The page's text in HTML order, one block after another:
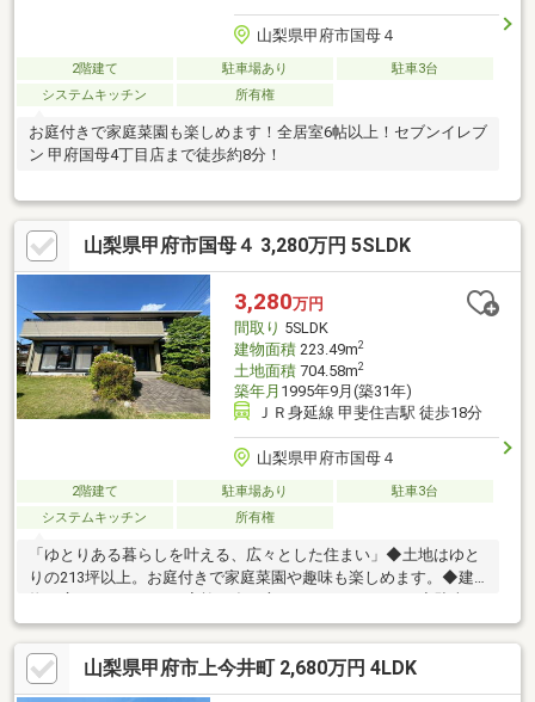
山梨県甲府市国母４
2階建て 駐車場あり
駐車3台
システムキッチン
所有権
お庭付きで家庭菜園も楽しめます！全居室6帖以上！セブンイレブ
ン 甲府国母4丁目店まで徒歩約8分！
山梨県甲府市国母４ 3,280万円 5SLDK
3,280万円
間取り 5SLDK
建物面積223.49m2
土地面積704.58m2
築年月 1995年9月(築31年)
ＪＲ身延線 甲斐住吉駅 徒歩18分
山梨県甲府市国母４
2階建て 駐車場あり
駐車3台
システムキッチン
所有権
「ゆとりある暮らしを叶える、広々とした住まい」◆土地はゆと
りの213坪以上。お庭付きで家庭菜園や趣味も楽しめます。◆建
ペースは3台分ご用意。ご来客時も安心です。◆陽当たり良好な
南東向き。明るくあたたかな暮らしが叶います。◆使い勝手の良
いシステムキッチンや、追焚機能・温水洗浄便座など充実の設
備。◆静かな住宅地ながら、最寄駅まで徒歩18分と便利な立地で
山梨県甲府市上今井町 2,680万円 4LDK